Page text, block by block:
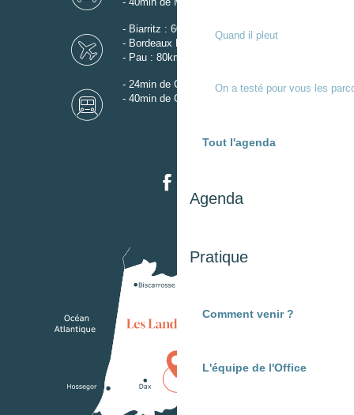
Quand il pleut
On a testé pour vous les
Tout l'agenda
Agenda
Pratique
Comment venir ?
L'équipe de l'Office
- Biarritz : 60km
- Bordeaux Mérignac : 110km
- Pau : 80km
- 24min de Gare de Dax
- 40min de Gare de Mont-de-Marsan